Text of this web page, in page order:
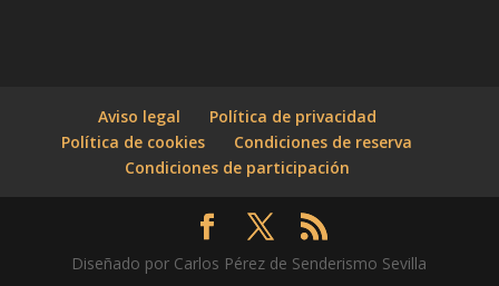
Aviso legal
Política de privacidad
Política de cookies
Condiciones de reserva
Condiciones de participación
Diseñado por Carlos Pérez de Senderismo Sevilla